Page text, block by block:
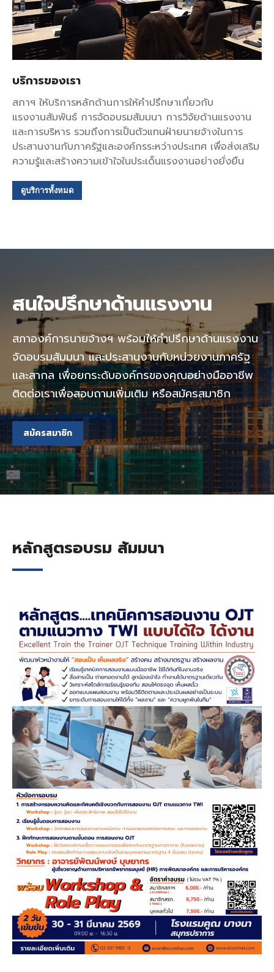
บริการของเรา
สภาฯ ให้บริการหลักด้านการให้คำปรึกษาเกี่ยวกับ
แรงงานสัมพันธ์ การจัดอบรมสัมมนา การวิจัยด้านแรงงาน
และการบริหาร รวมถึงการเป็นตัวแทนฝ่ายนายจ้างในการ
ประสานงานกับภาครัฐและองค์กรระหว่างประเทศ เพื่อส่งเสริม
ความรู้และสร้างความเข้าใจในประเด็นแรงงานอย่างยั่งยืน
ดูบริการทั้งหมด
สนใจปรึกษาด้านแรงงาน
สภาองค์การนายจ้างฯ พร้อมให้คำปรึกษาด้านแรงงาน
จัดอบรมสัมมนา และประสานงานกับหน่วยงานภาครัฐ
และสากล เพื่อยกระดับองค์กรของคุณอย่างมืออาชีพ
ติดต่อเราเพื่อสอบถามเพิ่มเติม หรือสมัครสมาชิก
สมัครสมาชิก
หลักสูตรอบรม สัมมนา